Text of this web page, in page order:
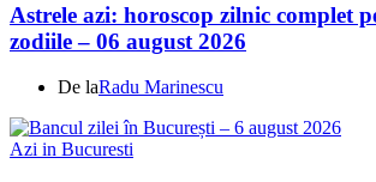
Astrele azi: horoscop zilnic complet
zodiile – 06 august 2026
De laRadu Marinescu
Azi in Bucuresti